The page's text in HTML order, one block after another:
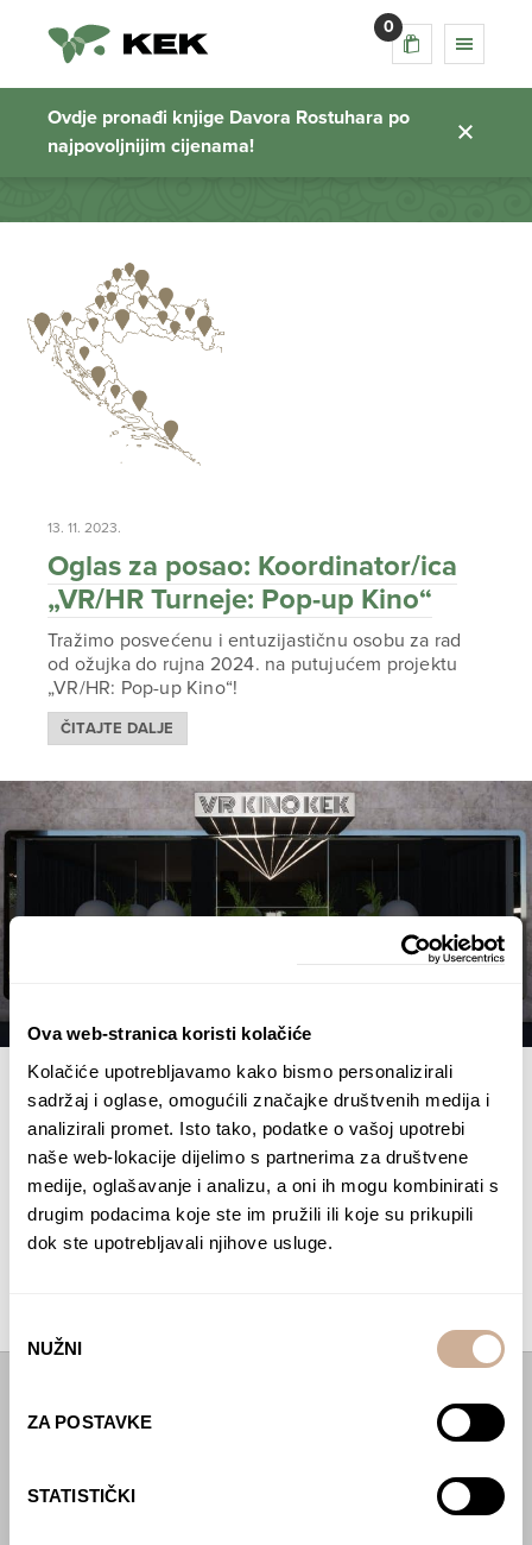
Ova web-stranica koristi kolačiće
Kolačiće upotrebljavamo kako bismo personalizirali
sadržaj i oglase, omogućili značajke društvenih medija i
analizirali promet. Isto tako, podatke o vašoj upotrebi
naše web-lokacije dijelimo s partnerima za društvene
medije, oglašavanje i analizu, a oni ih mogu kombinirati s
drugim podacima koje ste im pružili ili koje su prikupili
dok ste upotrebljavali njihove usluge.
pristanka
NUŽNI
ZA POSTAVKE
STATISTIČKI
0
Ovdje pronađi knjige Davora Rostuhara po
najpovoljnijim cijenama!
posao
Početna stranica
13. 11. 2023.
Oglas za posao: Koordinator/ica
„VR/HR Turneje: Pop-up Kino“
Tražimo posvećenu i entuzijastičnu osobu za rad
od ožujka do rujna 2024. na putujućem projektu
„VR/HR: Pop-up Kino“!
ČITAJTE DALJE
10. 11. 2023.
Oglas za posao: Djelatnik/ica u
VR kinu KEK
Tražimo posvećenu i entuzijastičnu osobu za rad u
VR kinu KEK!